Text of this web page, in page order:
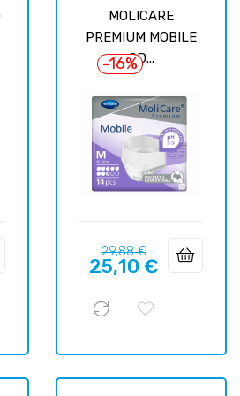
MOLICARE
PREMIUM MOBILE
8D...
-16%
Базовая
цена
29,88 €Цена
25,10 €